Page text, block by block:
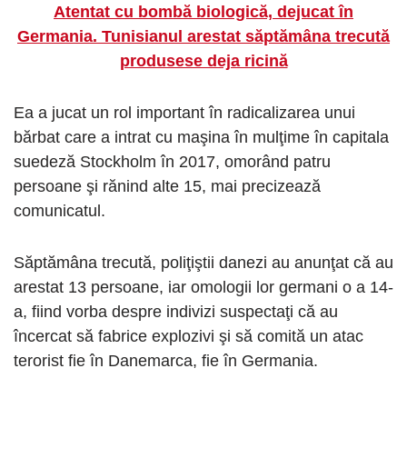
Atentat cu bombă biologică, dejucat în
Germania. Tunisianul arestat săptămâna trecută
produsese deja ricină
Ea a jucat un rol important în radicalizarea unui
bărbat care a intrat cu maşina în mulţime în capitala
suedeză Stockholm în 2017, omorând patru
persoane şi rănind alte 15, mai precizează
comunicatul.
Săptămâna trecută, poliţiştii danezi au anunţat că au
arestat 13 persoane, iar omologii lor germani o a 14-
a, fiind vorba despre indivizi suspectaţi că au
încercat să fabrice explozivi şi să comită un atac
terorist fie în Danemarca, fie în Germania.